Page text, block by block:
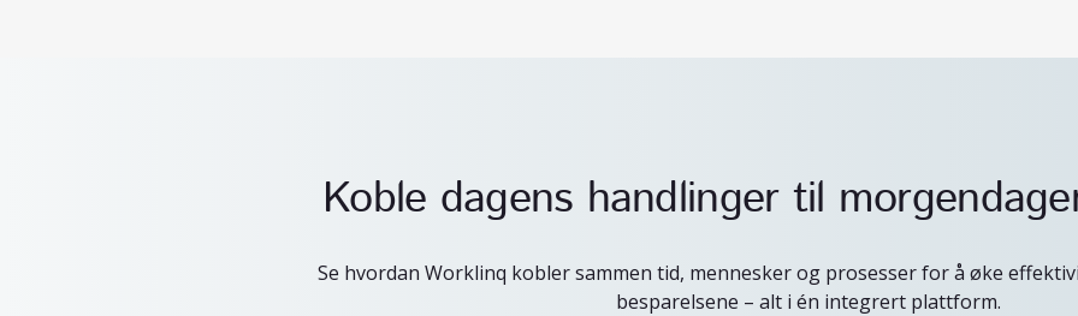
Koble dagens handlinger til
Se hvordan Worklinq kobler sammen tid, mennesker og prosesser for å øke
besparelsene – alt i én integrert plattform.